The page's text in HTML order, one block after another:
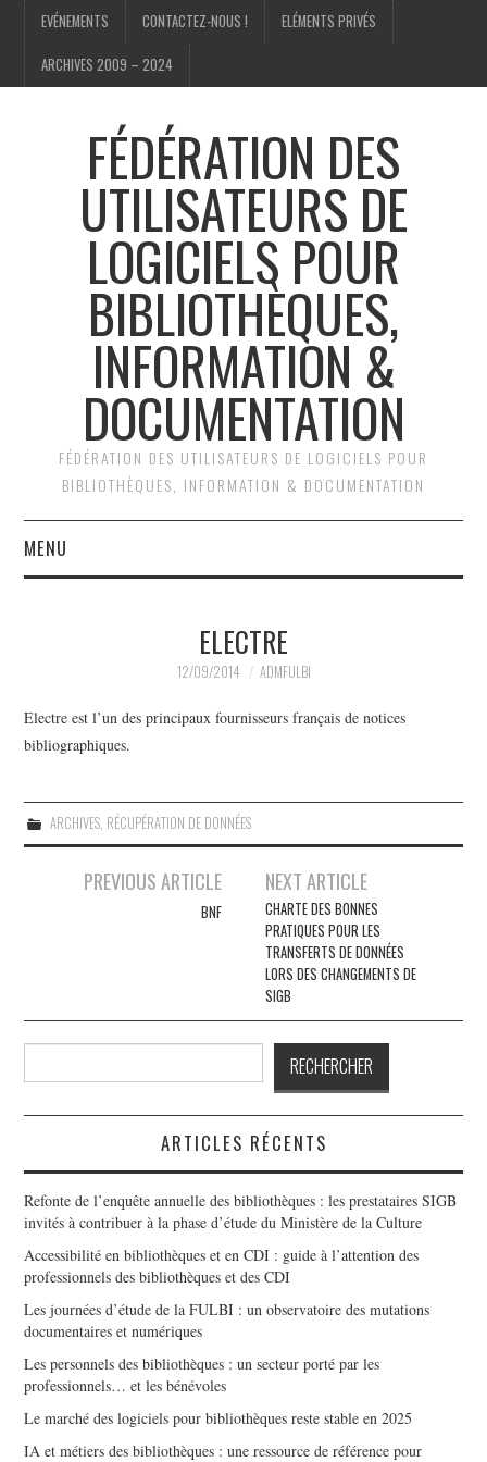
EVÉNEMENTS CONTACTEZ-NOUS ! ELÉMENTS PRIVÉS
ARCHIVES 2009 – 2024
FÉDÉRATION DES
UTILISATEURS DE
LOGICIELS POUR
BIBLIOTHÈQUES,
INFORMATION &
DOCUMENTATION
FÉDÉRATION DES UTILISATEURS DE LOGICIELS POUR
BIBLIOTHÈQUES, INFORMATION & DOCUMENTATION
MENU
QUI SOMMES-NOUS ?
ACTIVITÉS
EVÉNEMENTS
ELECTRE
12/09/2014 ADMFULBI
Electre est l’un des principaux fournisseurs français de notices
bibliographiques.
ARCHIVES, RÉCUPÉRATION DE DONNÉES
Navigation
PREVIOUS ARTICLE
BNF
NEXT ARTICLE
CHARTE DES BONNES
PRATIQUES POUR LES
TRANSFERTS DE DONNÉES
LORS DES CHANGEMENTS DE
SIGB
RECHERCHER
ARTICLES RÉCENTS
Refonte de l’enquête annuelle des bibliothèques : les prestataires SIGB
invités à contribuer à la phase d’étude du Ministère de la Culture
Accessibilité en bibliothèques et en CDI : guide à l’attention des
professionnels des bibliothèques et des CDI
Les journées d’étude de la FULBI : un observatoire des mutations
documentaires et numériques
Les personnels des bibliothèques : un secteur porté par les
professionnels… et les bénévoles
Le marché des logiciels pour bibliothèques reste stable en 2025
IA et métiers des bibliothèques : une ressource de référence pour